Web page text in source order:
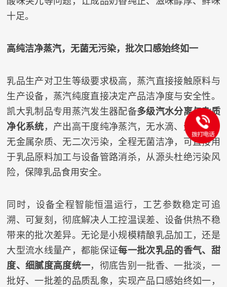
十足。
高纯洁净蒸汽，无菌无污染，批次口感始终如一
乳品生产对卫生等级要求极高，蒸汽直接接触原料与
生产设备，蒸汽纯度直接决定产品洁净度与安全性。
凯大乳制品专用蒸汽发生器配备多级汽水分离与杂质
净化系统 ，产出高干度纯净蒸汽，无水滴、无水垢、
无金属杂质、无二次污染，全程无菌洁净，可直接用
于乳品原料加工与设备管路消杀，从源头杜绝污染风
险，保障乳品食用安全。
同时，设备全程智能恒温运行，工艺参数稳定可追
溯、可复刻，彻底解决人工控温误差、设备供热不稳
带来的批次差异。无论是小规模精酿乳品加工，还是
大型流水线量产，都能保证每一批次乳品的香气、甜
度、细腻度高度统一，彻底告别一批香、一批淡，一
批好、一批差的品质乱象，实现产品口感始终如一，